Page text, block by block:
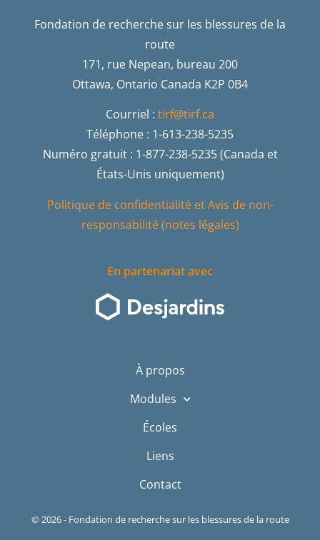
Fondation de recherche sur les blessures de la
route
171, rue Nepean, bureau 200
Ottawa, Ontario Canada K2P 0B4
Courriel : tirf@tirf.ca
Téléphone : 1-613-238-5235
Numéro gratuit : 1-877-238-5235 (Canada et
États-Unis uniquement)
Politique de confidentialité et Avis de non-
responsabilité (notes légales)
En partenariat avec
À propos
Modules
Écoles
Liens
Contact
© 2026 - Fondation de recherche sur les blessures de la route